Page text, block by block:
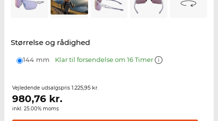
Størrelse og rådighed
144 mm Klar til forsendelse om 16 Timer
Vejledende udsalgspris 1.225,95 kr.
980,76kr.
inkl. 25.00% moms